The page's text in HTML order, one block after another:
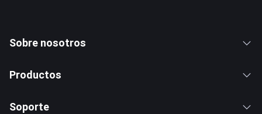
Sobre nosotros
Productos
Soporte